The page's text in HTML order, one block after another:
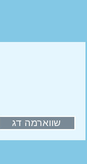
שווארמה דג